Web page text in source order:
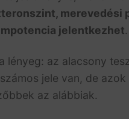
merevedési
jelentkezhet.
lényeg: az alacsony
jele van, de azok
az alábbiak.